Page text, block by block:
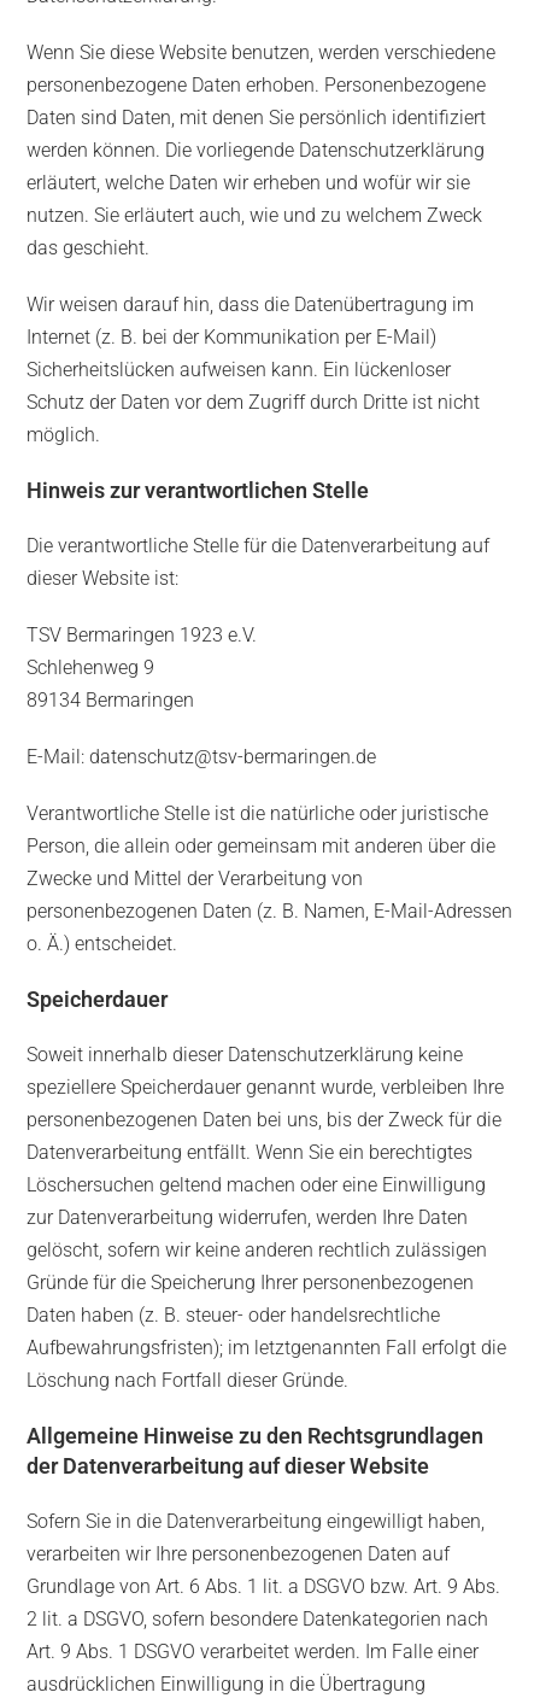
Wenn Sie diese Website benutzen, werden verschiedene
personenbezogene Daten erhoben. Personenbezogene
Daten sind Daten, mit denen Sie persönlich identifiziert
werden können. Die vorliegende Datenschutzerklärung
erläutert, welche Daten wir erheben und wofür wir sie
nutzen. Sie erläutert auch, wie und zu welchem Zweck
das geschieht.
Wir weisen darauf hin, dass die Datenübertragung im
Internet (z. B. bei der Kommunikation per E-Mail)
Sicherheitslücken aufweisen kann. Ein lückenloser
Schutz der Daten vor dem Zugriff durch Dritte ist nicht
möglich.
Hinweis zur verantwortlichen Stelle
Die verantwortliche Stelle für die Datenverarbeitung auf
dieser Website ist:
TSV Bermaringen 1923 e.V.
Schlehenweg 9
89134 Bermaringen
E-Mail: datenschutz@tsv-bermaringen.de
Verantwortliche Stelle ist die natürliche oder juristische
Person, die allein oder gemeinsam mit anderen über die
Zwecke und Mittel der Verarbeitung von
personenbezogenen Daten (z. B. Namen, E-Mail-Adressen
o. Ä.) entscheidet.
Speicherdauer
Soweit innerhalb dieser Datenschutzerklärung keine
speziellere Speicherdauer genannt wurde, verbleiben Ihre
personenbezogenen Daten bei uns, bis der Zweck für die
Datenverarbeitung entfällt. Wenn Sie ein berechtigtes
Löschersuchen geltend machen oder eine Einwilligung
zur Datenverarbeitung widerrufen, werden Ihre Daten
gelöscht, sofern wir keine anderen rechtlich zulässigen
Gründe für die Speicherung Ihrer personenbezogenen
Daten haben (z. B. steuer- oder handelsrechtliche
Aufbewahrungsfristen); im letztgenannten Fall erfolgt die
Löschung nach Fortfall dieser Gründe.
Allgemeine Hinweise zu den Rechtsgrundlagen
der Datenverarbeitung auf dieser Website
Sofern Sie in die Datenverarbeitung eingewilligt haben,
verarbeiten wir Ihre personenbezogenen Daten auf
Grundlage von Art. 6 Abs. 1 lit. a DSGVO bzw. Art. 9 Abs.
2 lit. a DSGVO, sofern besondere Datenkategorien nach
Art. 9 Abs. 1 DSGVO verarbeitet werden. Im Falle einer
ausdrücklichen Einwilligung in die Übertragung